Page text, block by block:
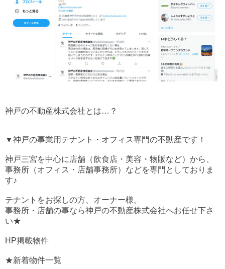
神戸の不動産株式会社とは…？
▼神戸の事業用テナント・オフィス専門の不動産です！
神戸三宮を中心に店舗（飲食店・美容・物販など）から、
事務所（オフィス・店舗事務所）などを専門としておりま
す♪
テナントをお探しの方、オーナー様。
事務所・店舗の事なら神戸の不動産株式会社へお任せ下さ
い★
HP掲載物件
★新着物件一覧